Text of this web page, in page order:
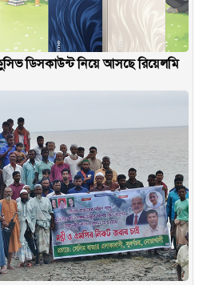
ডিসকাউন্ট নিয়ে আসছে রিয়েলমি